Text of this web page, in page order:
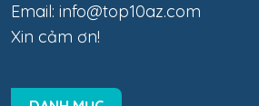
Email: info@top10az.com
Xin cảm ơn!